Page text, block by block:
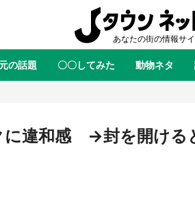
全国 全国
東北 青森 岩手
の話題 〇〇してみた 動物ネタ
絶景 あの時はありがとう 物語が
に違和感 →封を開ける